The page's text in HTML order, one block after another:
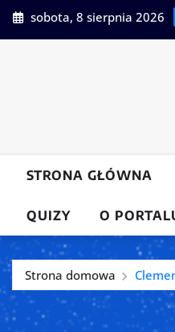
Przeskoczsobota, 8 sierpnia 2026
STRONA GŁÓWNA
QUIZY O
Strona domowa